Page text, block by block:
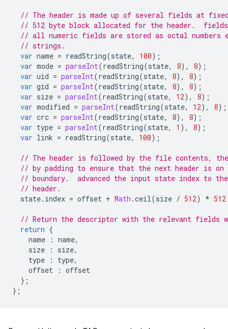
// The header is made up of several fields at
// 512 byte block allocated for the header.
// all numeric fields are stored as octal numbers
// strings.
var name = readString(state, 100);
var mode = parseInt(readString(state, 8), 8);
var uid = parseInt(readString(state, 8), 8);
var gid = parseInt(readString(state, 8), 8);
var size = parseInt(readString(state, 12), 8);
var modified = parseInt(readString(state, 12), 8);
var crc = parseInt(readString(state, 8), 8);
var type = parseInt(readString(state, 1 ), 8);
var link = readString(state, 100);
// The header is followed by the file contents,
// by padding to ensure that the next header is on
// boundary.  advanced the input state index to
// header.
state. index = offset + Math .ceil(size / 512) * 512
// Return the descriptor with the relevant fields
return {
name
: name,
size
: size,
type
: type,
offset
: offset
};
};